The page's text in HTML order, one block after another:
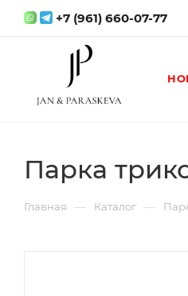
+7 (961) 660-07-77
Парка
Главная — Каталог —